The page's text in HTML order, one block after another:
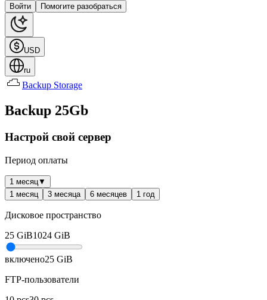
Войти Помогите разобраться
USD
ru
Backup Storage
Backup 25Gb
Настрой свой сервер
Период оплаты
1 месяц▼
1 месяц
3 месяца 6 месяцев 1 год
Дисковое пространство
25 GiB1024 GiB
включено25 GiB
FTP-пользователи